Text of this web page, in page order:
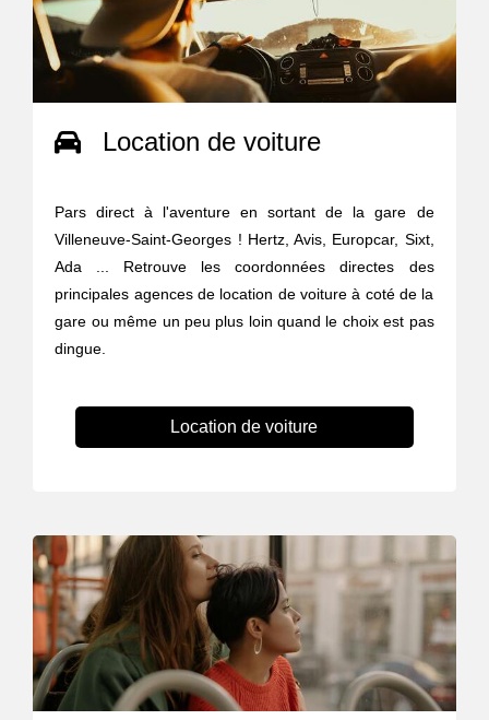
Location de voiture
Pars direct à l'aventure en sortant de la gare de
Villeneuve-Saint-Georges ! Hertz, Avis, Europcar, Sixt,
Ada ... Retrouve les coordonnées directes des
principales agences de location de voiture à coté de la
gare ou même un peu plus loin quand le choix est pas
dingue.
Location de voiture